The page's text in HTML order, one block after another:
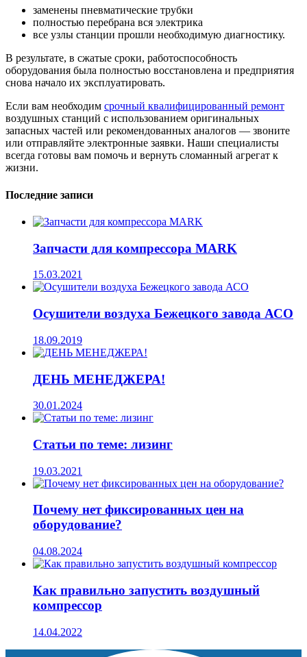
заменены пневматические трубки
полностью перебрана вся электрика
все узлы станции прошли необходимую диагностику.
В результате, в сжатые сроки, работоспособность
оборудования была полностью восстановлена и предприятия
снова начало их эксплуатировать.
Если вам необходим срочный квалифицированный ремонт
воздушных станций с использованием оригинальных
запасных частей или рекомендованных аналогов — звоните
или отправляйте электронные заявки. Наши специалисты
всегда готовы вам помочь и вернуть сломанный агрегат к
жизни.
Последние записи
Запчасти для компрессора MARK
15.03.2021
Осушители воздуха Бежецкого завода АСО
18.09.2019
ДЕНЬ МЕНЕДЖЕРА!
30.01.2024
Статьи по теме: лизинг
19.03.2021
Почему нет фиксированных цен на
оборудование?
04.08.2024
Как правильно запустить воздушный
компрессор
14.04.2022